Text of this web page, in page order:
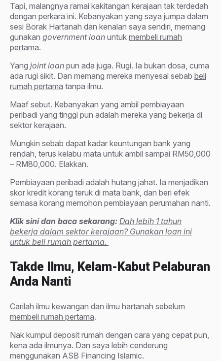
Tapi, malangnya ramai kakitangan kerajaan tak terdedah
dengan perkara ini. Kebanyakan yang saya jumpa dalam
sesi Borak Hartanah dan kenalan saya sendiri, memang
gunakan government loan untuk membeli rumah
pertama.
Yang joint loan pun ada juga. Rugi. Ia bukan dosa, cuma
ada rugi sikit. Dan memang mereka menyesal sebab beli
rumah pertama tanpa ilmu.
Maaf sebut. Kebanyakan yang ambil pembiayaan
peribadi yang tinggi pun adalah mereka yang bekerja di
sektor kerajaan.
Mungkin sebab dapat kadar keuntungan bank yang
rendah, terus kelabu mata untuk ambil sampai RM50,000
– RM80,000. Elakkan.
Pembiayaan peribadi adalah hutang jahat. Ia menjadikan
skor kredit korang teruk di mata bank, dan beri efek
semasa korang memohon pembiayaan perumahan nanti.
Klik sini dan baca sekarang: Dah lebih 1 tahun
bekerja dalam sektor kerajaan? Gunakan loan ini
untuk beli rumah pertama.
Takde Ilmu, Kelam-Kabut Pelaburan
Anda Nanti
Carilah ilmu kewangan dan ilmu hartanah sebelum
membeli rumah pertama.
Nak kumpul deposit rumah dengan cara yang cepat pun,
kena ada ilmunya. Dan saya lebih cenderung
menggunakan ASB Financing Islamic.